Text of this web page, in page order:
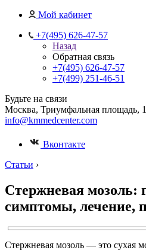
Мой кабинет
+7(495) 626-47-57
Назад
Обратная связь
+7(495) 626-47-57
+7(499) 251-46-51
Будьте на связи
Москва, Триумфальная площадь, 1
info@kmmedcenter.com
Вконтакте
Статьи ›
Стержневая мозоль:
симптомы, лечение,
Стержневая мозоль — это сухая